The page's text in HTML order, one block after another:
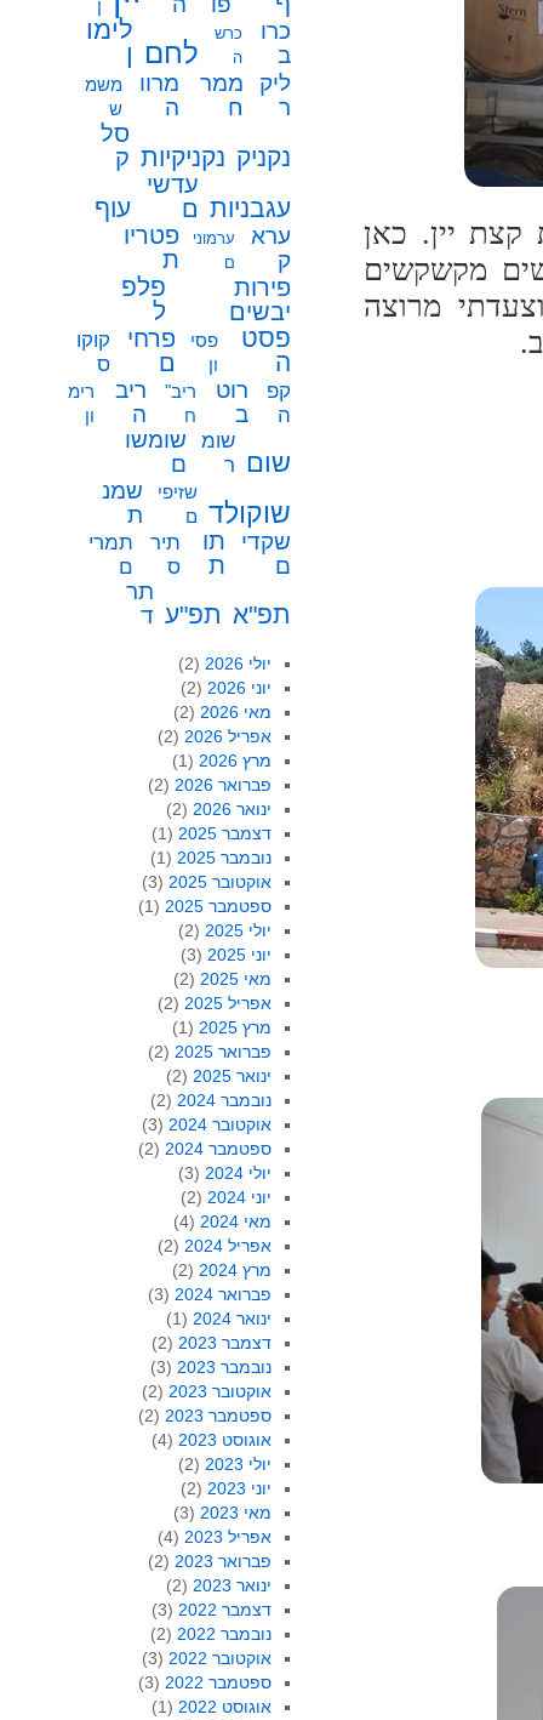
יין. כאן
מקשקשים
מרוצה
ן
כרו
ב
כרש
ה
לחם
לימו
ן
ליק
ר
ממר
ח
מרוו
ה
משמ
ש
נקניק נקניקיות
סל
ק
עגבניות
עדשי
ם
עוף
ערא
ק
ערמוני
ם
פטריו
ת
פירות
יבשים
פלפ
ל
פסט
ה
פסי
ון
פרחי
ם
קוקו
ס
קפ
ה
רוט
ב
ריב"
ח
ריב
ה
רימ
ון
שום
שומ
ר
שומשו
ם
שוקולד
שזיפי
ם
שמנ
ת
שקדי
ם
תו
ת
תיר
ס
תמרי
ם
תפ"א תפ"ע
תר
ד
יולי 2026
(2)
יוני 2026
(2)
מאי 2026
(2)
אפריל 2026
(2)
מרץ 2026
(1)
פברואר 2026
(2)
ינואר 2026
(2)
דצמבר 2025
(1)
נובמבר 2025
(1)
אוקטובר 2025
(3)
ספטמבר 2025
(1)
יולי 2025
(2)
יוני 2025
(3)
מאי 2025
(2)
אפריל 2025
(2)
מרץ 2025
(1)
פברואר 2025
(2)
ינואר 2025
(2)
נובמבר 2024
(2)
אוקטובר 2024
(3)
ספטמבר 2024
(2)
יולי 2024
(3)
יוני 2024
(2)
מאי 2024
(4)
אפריל 2024
(2)
מרץ 2024
(2)
פברואר 2024
(3)
ינואר 2024
(1)
דצמבר 2023
(2)
נובמבר 2023
(3)
אוקטובר 2023
(2)
ספטמבר 2023
(2)
אוגוסט 2023
(4)
יולי 2023
(2)
יוני 2023
(2)
מאי 2023
(3)
אפריל 2023
(4)
פברואר 2023
(2)
ינואר 2023
(2)
דצמבר 2022
(3)
נובמבר 2022
(2)
אוקטובר 2022
(3)
ספטמבר 2022
(3)
אוגוסט 2022
(1)